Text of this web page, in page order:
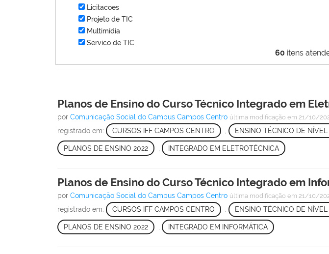
60 itens
Licitacoes
Projeto de TIC
Multimídia
Servico de TIC
Planos de Ensino do Curso Técnico Integrado em
porComunicação Social do Campus Campos Centro última modificação em 21/10/
registrado em: CURSOS IFF CAMPOS CENTRO ENSINO TÉCNICO DE NÍVEL
PLANOS DE ENSINO 2022 INTEGRADO EM ELETROTÉCNICA
Planos de Ensino do Curso Técnico Integrado em
porComunicação Social do Campus Campos Centro última modificação em 21/10/
registrado em: CURSOS IFF CAMPOS CENTRO , ENSINO TÉCNICO DE NÍVEL
PLANOS DE ENSINO 2022 INTEGRADO EM INFORMÁTICA